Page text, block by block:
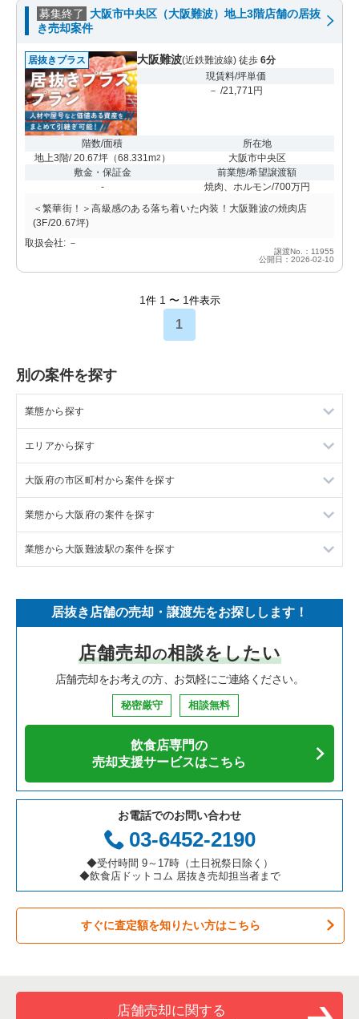
募集終了
大阪市中央区（大阪難波）地上3階店舗の居抜
き売却案件
居抜きプラス 大阪難波(近鉄難波線) 徒歩 6分
現賃料/坪単価
－ /21,771円
階数/面積
地上3階/ 20.67坪（68.331m2 ）
所在地
大阪市中央区
敷金・保証金
-
前業態/希望譲渡額
焼肉、ホルモン/700万円
＜繁華街！＞高級感のある落ち着いた内装！大阪難波の焼肉店
(3F/20.67坪)
取扱会社: －
譲渡No.：11955
公開日：2026-02-10
1 件 1 〜 1 件表示
1
別の案件を探す
業態から探す
ラーメンの居抜き売却物件の案件一覧
フランス料理の居抜き売却物件の案件一覧
イタリア料理の居抜き売却物件の案件一覧
中華の居抜き売却物件の案件一覧
寿司の居抜き売却物件の案件一覧
焼肉の居抜き売却物件の案件一覧
鉄板焼き・お好み焼の居抜き売却物件の案件一覧
カフェの居抜き売却物件の案件一覧
テイクアウトの居抜き売却物件の案件一覧
お弁当・惣菜・デリの居抜き売却物件の案件一覧
カラオケ・パブ・スナックの居抜き売却物件の案件一覧
バーの居抜き売却物件の案件一覧
居酒屋・ダイニングバーの居抜き売却物件の案件一覧
エリアから探す
東京23区の飲食店の居抜き売却物件の案件一覧
東京都下の飲食店の居抜き売却物件の案件一覧
千葉県の飲食店の居抜き売却物件の案件一覧
神奈川県の飲食店の居抜き売却物件の案件一覧
大阪府の飲食店の居抜き売却物件の案件一覧
兵庫県の飲食店の居抜き売却物件の案件一覧
愛知県の飲食店の居抜き売却物件の案件一覧
岐阜県の飲食店の居抜き売却物件の案件一覧
三重県の飲食店の居抜き売却物件の案件一覧
大阪府の市区町村から案件を探す
大阪市北区の飲食店の居抜き売却物件の案件一覧
大阪市中央区の飲食店の居抜き売却物件の案件一覧
堺市北区の飲食店の居抜き売却物件の案件一覧
堺市中区の飲食店の居抜き売却物件の案件一覧
大阪市西区の飲食店の居抜き売却物件の案件一覧
大阪市福島区の飲食店の居抜き売却物件の案件一覧
豊中市の飲食店の居抜き売却物件の案件一覧
大阪市都島区の飲食店の居抜き売却物件の案件一覧
大阪市阿倍野区の飲食店の居抜き売却物件の案件一覧
東大阪市の飲食店の居抜き売却物件の案件一覧
吹田市の飲食店の居抜き売却物件の案件一覧
業態から大阪府の案件を探す
大阪府のラーメンの居抜き売却物件の案件一覧
大阪府のイタリア料理の居抜き売却物件の案件一覧
大阪府の中華の居抜き売却物件の案件一覧
大阪府のそば・うどんの居抜き売却物件の案件一覧
大阪府の焼肉の居抜き売却物件の案件一覧
大阪府の鉄板焼き・お好み焼の居抜き売却物件の案件一覧
大阪府のアジア料理の居抜き売却物件の案件一覧
大阪府のカフェの居抜き売却物件の案件一覧
大阪府のテイクアウトの居抜き売却物件の案件一覧
大阪府のお弁当・惣菜・デリの居抜き売却物件の案件一覧
大阪府のバーの居抜き売却物件の案件一覧
業態から大阪難波駅の案件を探す
大阪難波駅の焼肉の居抜き売却物件の案件一覧
大阪難波駅のアジア料理の居抜き売却物件の案件一覧
大阪難波駅のカフェの居抜き売却物件の案件一覧
居抜き店舗の売却・譲渡先をお探しします！
店舗売却の相談をしたい
店舗売却をお考えの方、お気軽にご連絡ください。
秘密厳守 相談無料
飲食店専門の
売却支援サービスはこちら
お電話でのお問い合わせ
03-6452-2190
◆受付時間 9～17時（土日祝祭日除く）
◆飲食店ドットコム 居抜き売却担当者まで
すぐに査定額を知りたい方はこちら
店舗売却に関する